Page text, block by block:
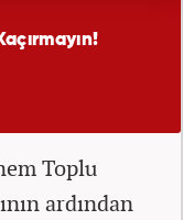
Toplu
ardından